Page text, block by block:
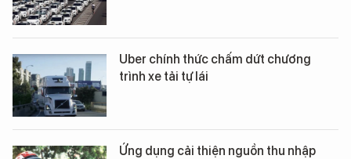
Uber chính thức chấm dứt chương
trình xe tải tự lái
Ứng dụng cải thiện nguồn thu nhập